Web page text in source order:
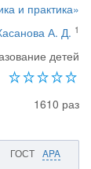
и практика»
А. Д. 1
детей
1610 раз
ГОСТ APA